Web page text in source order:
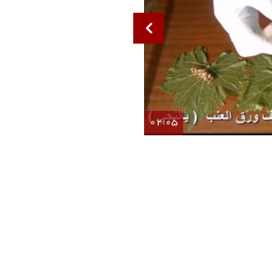
02:05